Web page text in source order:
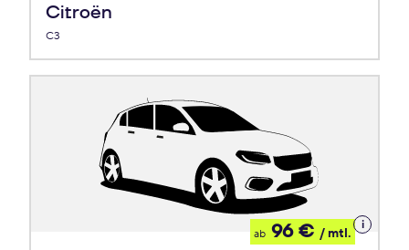
Citroën
C3
ab 96 € / mtl.
Details
zum